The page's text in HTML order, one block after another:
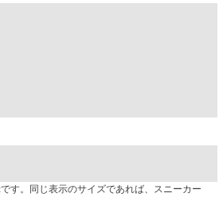
す。同じ表示のサイズであれば、スニーカー